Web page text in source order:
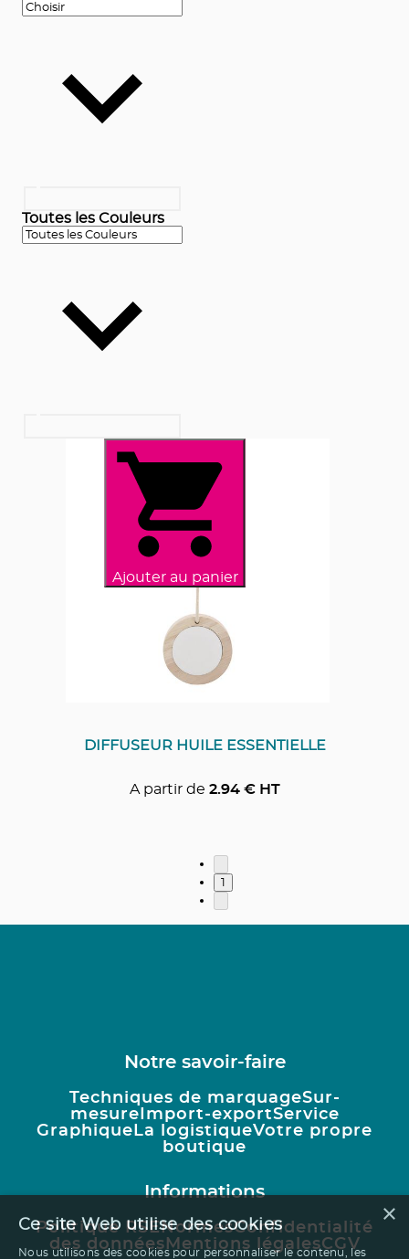
Toutes les Couleurs
Ajouter au panier
DIFFUSEUR HUILE ESSENTIELLE
A partir de 2.94€ HT
1
Notre savoir-faire
Techniques de marquageSur-
mesure Import-exportService
Graphique La logistiqueVotre propre
boutique
Informations
Politique RSENormesConfidentialité
des données Mentions légalesCGV
×
Ce site Web utilise des cookies
Nous utilisons des cookies pour personnaliser le contenu, les